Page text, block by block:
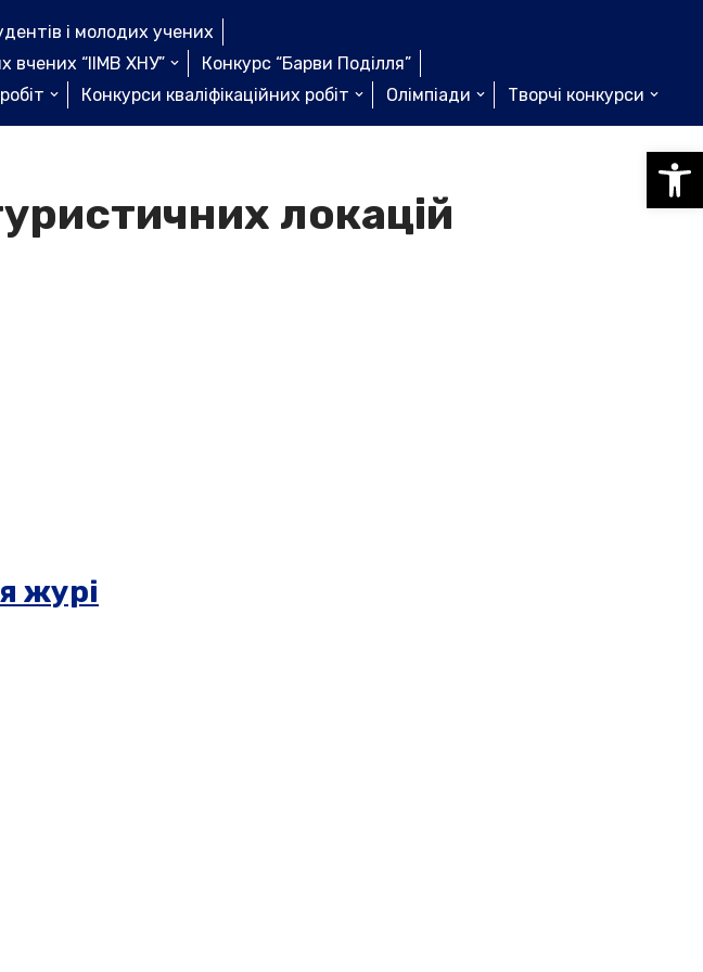
і молодих учених
вчених “ІІМВ ХНУ”
Конкурс “Барви Поділля”
Конкурси кваліфікаційних робіт Олімпіади Творчі конкурси
локацій
журі